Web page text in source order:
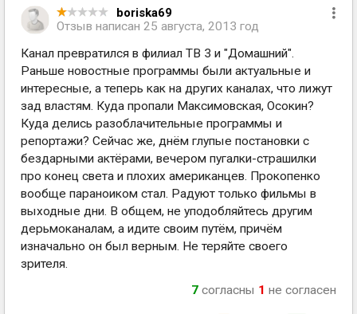
boriska69
Отзыв написан 25 августа, 2013 год
Канал превратился в филиал ТВ 3 и "Домашний".
Раньше новостные программы были актуальные и
интересные, а теперь как на других каналах, что лижут
зад властям. Куда пропали Максимовская, Осокин?
Куда делись разоблачительные программы и
репортажи? Сейчас же, днём глупые постановки с
бездарными актёрами, вечером пугалки-страшилки
про конец света и плохих американцев. Прокопенко
вообще параноиком стал. Радуют только фильмы в
выходные дни. В общем, не уподобляйтесь другим
дерьмоканалам, а идите своим путём, причём
изначально он был верным. Не теряйте своего
зрителя.
7 согласны 1 не согласен